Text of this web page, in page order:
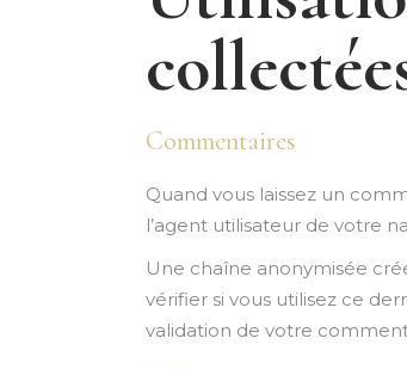
Commentaires
Quand vous laissez un
l’agent utilisateur de votre
Une chaîne anonymisée
vérifier si vous utilisez ce
validation de votre